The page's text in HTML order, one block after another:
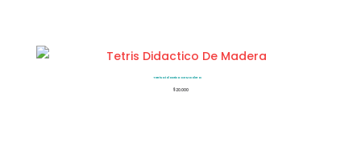
era:
Tetris Didactico De Madera
$20.000